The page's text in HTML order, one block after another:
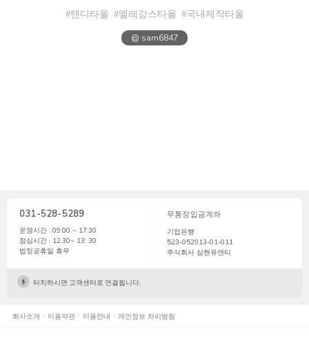
#탠디타올 #엘레강스타올 #국내제작타올
@ sam6847
031-528-5289
운영시간 : 09:00 ~ 17:30
점심시간 : 12:30~ 13: 30
법정공휴일 휴무
무통장입금계좌
기업은행
523-052913-01-011
주식회사 삼현유앤티
터치하시면 고객센터로 연결됩니다.
회사소개 이용약관 이용안내 개인정보 처리방침